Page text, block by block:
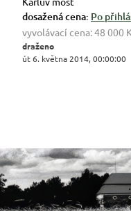
dosažená cena: Po
vyvolávací cena:48 000
draženo
út 6. května 2014, 00:00:00